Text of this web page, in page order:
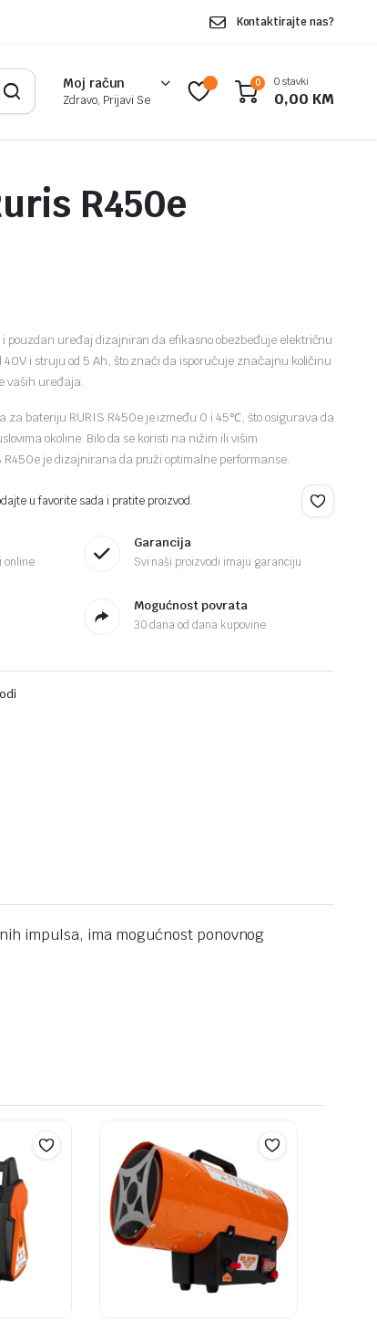
Kontaktirajte nas?
Moj račun
Zdravo, Prijavi Se
0 0 stavki
0,00 KM
R450e
pouzdan uređaj dizajniran da efikasno obezbeđuje električnu
i struju od 5 Ah, što znači da isporučuje značajnu količinu
vaših uređaja.
za bateriju RURIS R450e je između 0 i 45℃, što osigurava da
okoline. Bilo da se koristi na nižim ili višim
je dizajnirana da pruži optimalne performanse.
u favorite sada i pratite proizvod.
online
Garancija
Svi naši proizvodi imaju garanciju
Mogućnost povrata
30 dana od dana kupovine
impulsa, ima mogućnost ponovnog